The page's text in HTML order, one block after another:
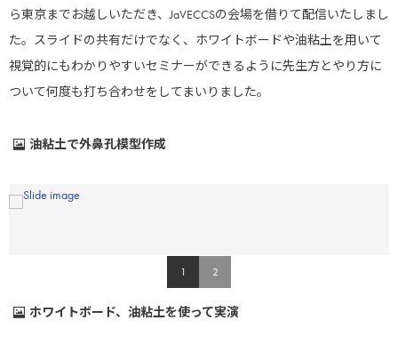
日本全薬工業株式会社
共立製薬株式会社
ら東京までお越しいただき、JaVECCSの会場を借りて配信いたしまし
た。スライドの共有だけでなく、ホワイトボードや油粘土を用いて
視覚的にもわかりやすいセミナーができるように先生方とやり方に
ついて何度も打ち合わせをしてまいりました。
油粘土で外鼻孔模型作成
1 2
ホワイトボード、油粘土を使って実演